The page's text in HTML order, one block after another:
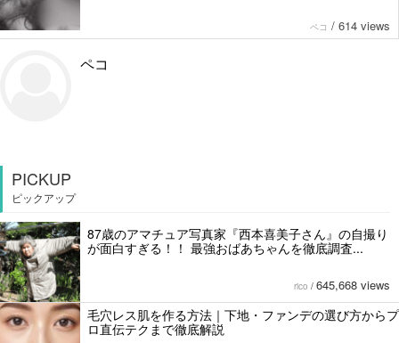
ペコ / 614 views
ペコ
PICKUP
ピックアップ
87歳のアマチュア写真家『西本喜美子さん』の自撮り
が面白すぎる！！ 最強おばあちゃんを徹底調査...
rico / 645,668 views
毛穴レス肌を作る方法｜下地・ファンデの選び方からプ
ロ直伝テクまで徹底解説